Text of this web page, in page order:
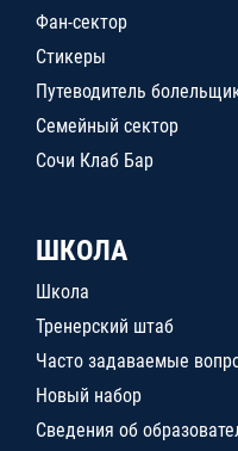
Фан-сектор
Стикеры
Путеводитель
Семейный сектор
Сочи Клаб Бар
ШКОЛА
Школа
Тренерский штаб
Часто задаваемые
Новый набор
Сведения об